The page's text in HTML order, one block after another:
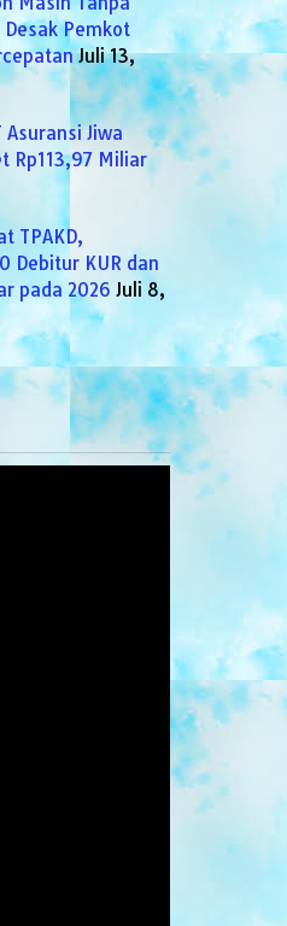
Pemkot
Juli 13,
Asuransi Jiwa
Rp113,97 Miliar
TPAKD,
Debitur KUR dan
pada 2026 Juli 8,